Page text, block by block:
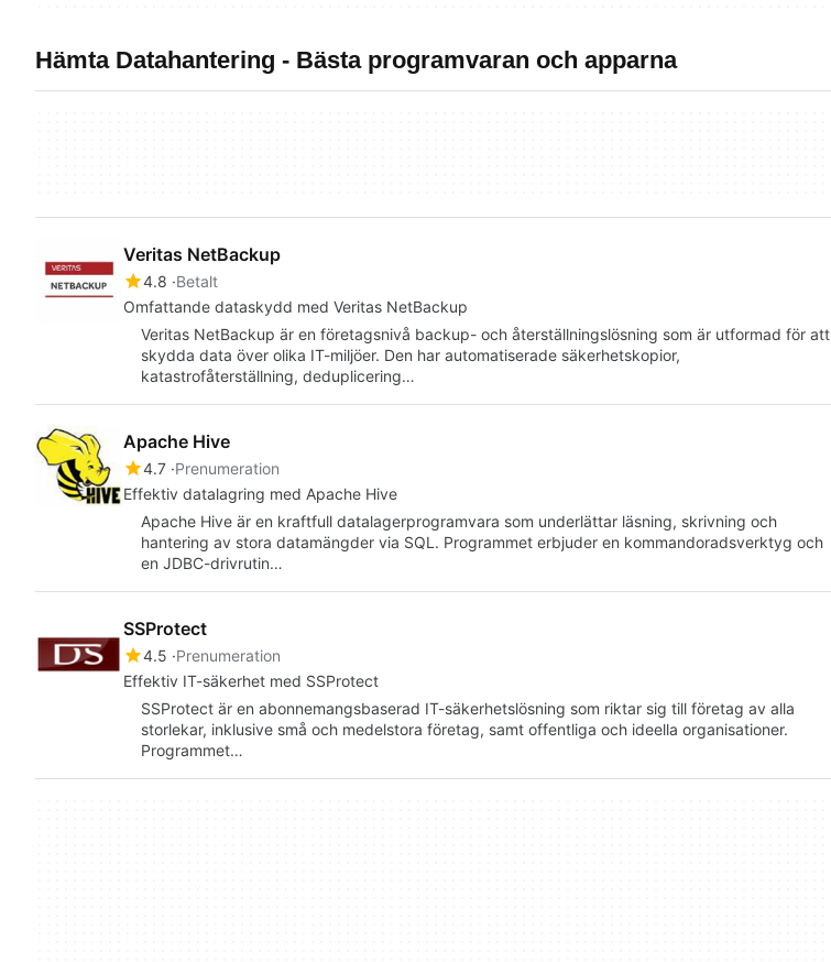
Hämta Datahantering - Bästa programvaran och apparna
Veritas NetBackup
4.8 Betalt
Omfattande dataskydd med Veritas NetBackup
Veritas NetBackup är en företagsnivå backup- och återställningslösning som är utformad för att
skydda data över olika IT-miljöer. Den har automatiserade säkerhetskopior,
katastrofåterställning, deduplicering…
Apache Hive
4.7 Prenumeration
Effektiv datalagring med Apache Hive
Apache Hive är en kraftfull datalagerprogramvara som underlättar läsning, skrivning och
hantering av stora datamängder via SQL. Programmet erbjuder en kommandoradsverktyg och
en JDBC-drivrutin…
SSProtect
4.5 Prenumeration
Effektiv IT-säkerhet med SSProtect
SSProtect är en abonnemangsbaserad IT-säkerhetslösning som riktar sig till företag av alla
storlekar, inklusive små och medelstora företag, samt offentliga och ideella organisationer.
Programmet…